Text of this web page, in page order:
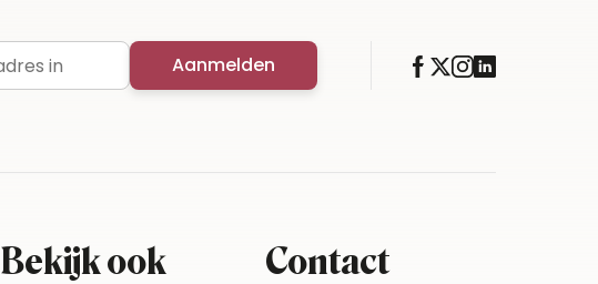
Aanmelden
Bekijk ook Contact